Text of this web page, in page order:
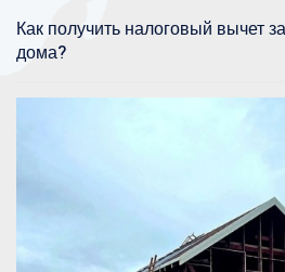
Как получить налоговый вычет
дома?